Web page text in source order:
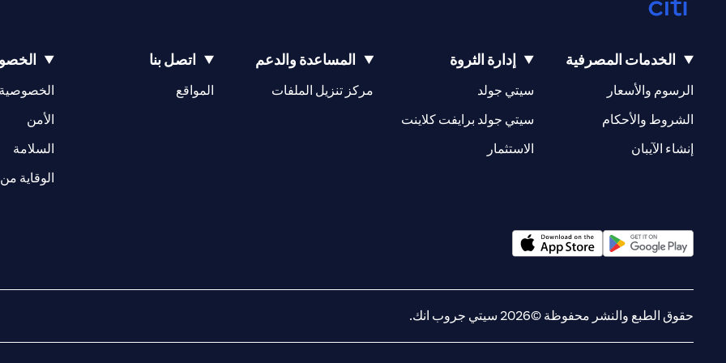
الخدمات المصرفية
الرسوم والأسعار
opens in a new tab
الشروط والأحكام opens in a new tab
إنشاء الآيبان opens in a new tab
إدارة الثروة
سيتي جولد opens in a new tab
سيتي جولد برايفت كلاينت
الاستثمار
المساعدة والدعم
مركز تنزيل الملفات
اتصل بنا
المواقعopens in a new tab الخصوصية
الأمن
السلامة
الوقاية
حقوق الطبع والنشر محفوظة ©2026 سيتي جروب انك.